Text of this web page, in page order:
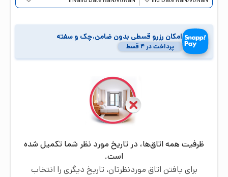
امکان رزرو قسطی بدون ضامن،چک و سفته
پرداخت در ۴ قسط
ظرفیت همه اتاق‌ها، در تاریخ مورد نظر شما تکمیل شده
است.
برای یافتن اتاق موردنظرتان، تاریخ دیگری را انتخاب